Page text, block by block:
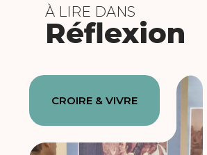
À LIRE DANS
Réflexion
CROIRE & VIVRE